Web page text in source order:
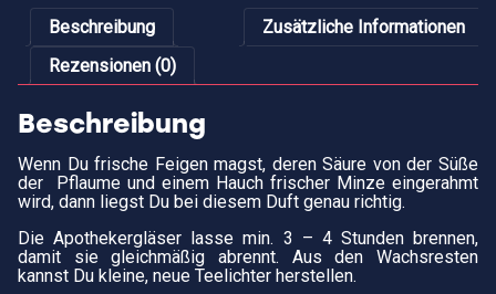
Beschreibung
Zusätzliche Informationen
Rezensionen (0)
Beschreibung
Wenn Du frische Feigen magst, deren Säure von der Süße
der Pflaume und einem Hauch frischer Minze eingerahmt
wird, dann liegst Du bei diesem Duft genau richtig.
Die Apothekergläser lasse min. 3 – 4 Stunden brennen,
damit sie gleichmäßig abrennt. Aus den Wachsresten
kannst Du kleine, neue Teelichter herstellen.